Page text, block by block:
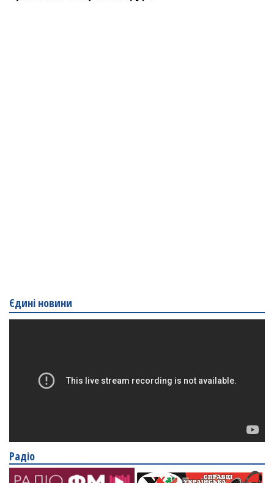
Єдині новини
Радіо